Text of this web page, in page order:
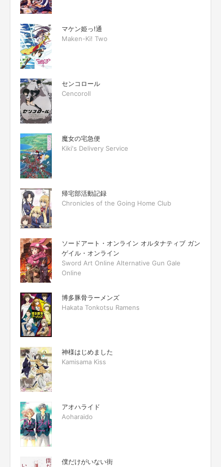
マケン姫っ!通
Maken-Ki! Two
センコロール
Cencoroll
魔女の宅急便
Kiki's Delivery Service
帰宅部活動記録
Chronicles of the Going Home Club
ソードアート・オンライン オルタナティブ ガン
ゲイル・オンライン
Sword Art Online Alternative Gun Gale
Online
博多豚骨ラーメンズ
Hakata Tonkotsu Ramens
神様はじめました
Kamisama Kiss
アオハライド
Aoharaido
僕だけがいない街